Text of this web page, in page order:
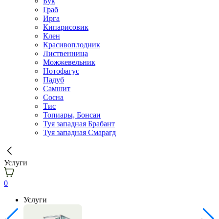
Граб
Ирга
Кипарисовик
Клен
Красивоплодник
Лиственница
Можжевельник
Нотофагус
Падуб
Самшит
Сосна
Тис
Топиары, Бонсаи
Туя западная Брабант
Туя западная Смарагд
Услуги
0
Услуги